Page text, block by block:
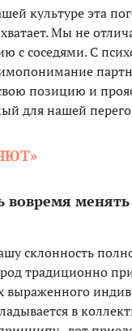
культуре эта
Мы не
с соседями. С
позицию и
для нашей
склонность
традиционно
выраженного
в